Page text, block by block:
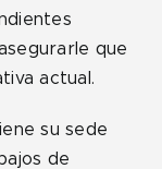
que
actual.
su sede
de